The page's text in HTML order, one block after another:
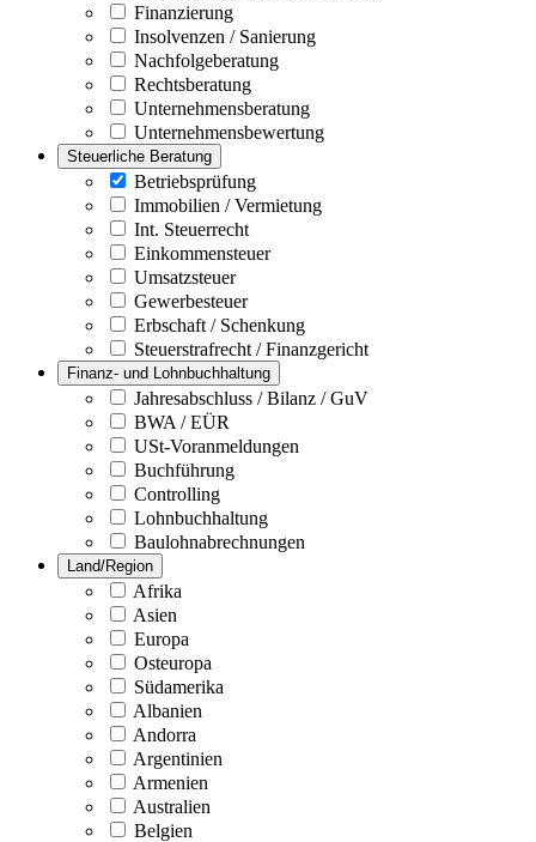
Finanzierung
Insolvenzen / Sanierung
Nachfolgeberatung
Rechtsberatung
Unternehmensberatung
Unternehmensbewertung
Steuerliche Beratung
Betriebsprüfung
Immobilien / Vermietung
Int. Steuerrecht
Einkommensteuer
Umsatzsteuer
Gewerbesteuer
Erbschaft / Schenkung
Steuerstrafrecht / Finanzgericht
Finanz- und Lohnbuchhaltung
Jahresabschluss / Bilanz / GuV
BWA / EÜR
USt-Voranmeldungen
Buchführung
Controlling
Lohnbuchhaltung
Baulohnabrechnungen
Land/Region
Afrika
Asien
Europa
Osteuropa
Südamerika
Albanien
Andorra
Argentinien
Armenien
Australien
Belgien